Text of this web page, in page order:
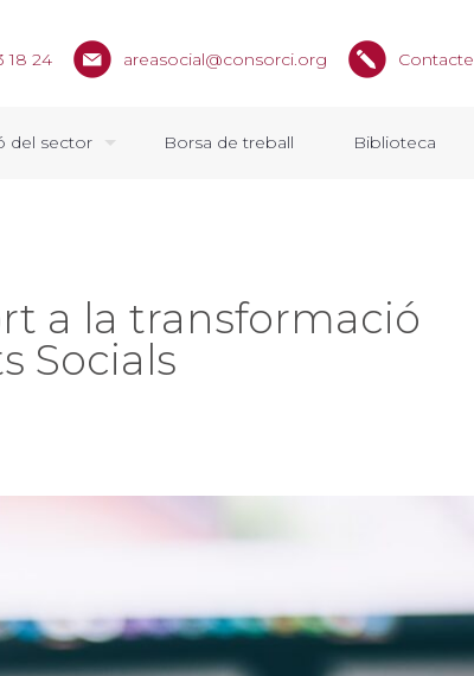
del sector Borsa de treball Biblioteca
18 24 areasocial@consorci.org Contacte
a la transformació
Socials